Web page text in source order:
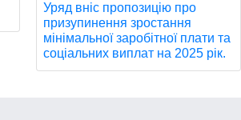
Уряд вніс пропозицію про
призупинення зростання
мінімальної заробітної плати та
соціальних виплат на 2025 рік.